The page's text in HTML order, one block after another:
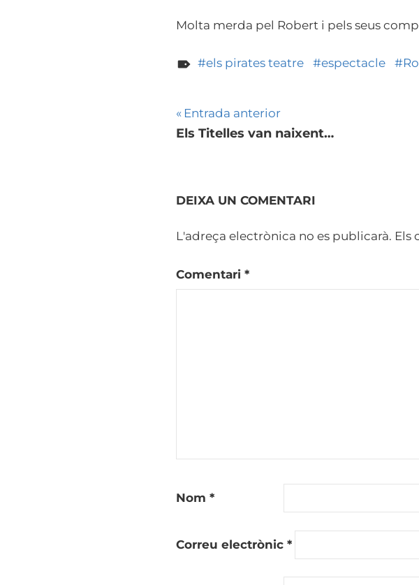
Molta merda pel Robert i pels seus
els pirates teatre espectacle
Navegació
d'entrades
Entrada anterior
Els Titelles van naixent…
DEIXA UN COMENTARI
L'adreça electrònica no es publicarà. Els
Comentari *
Nom *
Correu electrònic *